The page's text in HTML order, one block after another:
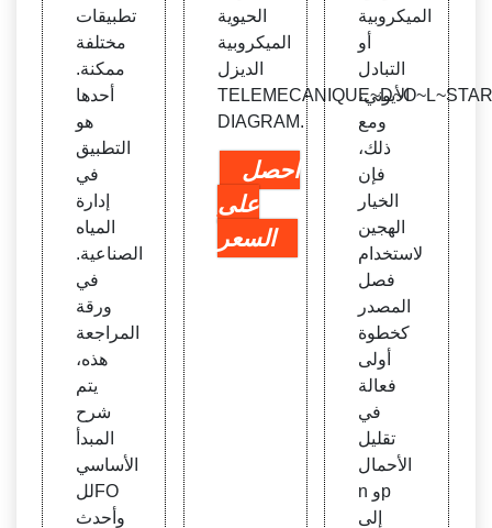
تطبيقات
مختلفة
ممكنة.
أحدها
هو
التطبيق
في
إدارة
المياه
الصناعية.
في
ورقة
المراجعة
هذه،
يتم
شرح
المبدأ
الأساسي
للFO
وأحدث
الحيوية
الميكروبية
الديزل
DIAGRAM.
احصل
على
السعر
الميكروبية
أو
التبادل
الأيوني،
ومع
ذلك،
فإن
الخيار
الهجين
لاستخدام
فصل
المصدر
كخطوة
أولى
فعالة
في
تقليل
الأحمال
n وp
إلى